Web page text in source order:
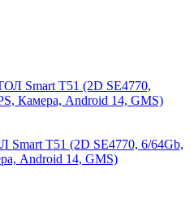
T51 (2D SE4770, 6/64Gb,
Android 14, GMS)